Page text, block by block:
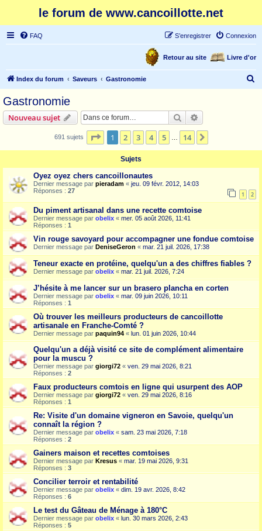
le forum de www.cancoillotte.net
FAQ Connexion
S’enregistrer
Livre d'or
Retour au site
Index du forum Saveurs Gastronomie
e
r
Gastronomie
Nouveau sujet Rechercher
691 sujets Page 1sur14
1 2 3 4 5 14
Sujets
Oyez oyez chers cancoillonautes
Dernier message par pieradam « jeu. 09 févr. 2012, 14:03
Réponses : 27 1 2
Du piment artisanal dans une recette comtoise
Dernier message par obelix « mer. 05 août 2026, 11:41
Réponses : 1
Vin rouge savoyard pour accompagner une fondue comtoise
Dernier message par DeniseGeron « mar. 21 juil. 2026, 17:38
Teneur exacte en protéine, quelqu'un a des chiffres fiables ?
Dernier message par obelix « mar. 21 juil. 2026, 7:24
J’hésite à me lancer sur un brasero plancha en corten
Dernier message par obelix « mar. 09 juin 2026, 10:11
Réponses : 1
Où trouver les meilleurs producteurs de cancoillotte
artisanale en Franche-Comté ?
Dernier message par paquin94 « lun. 01 juin 2026, 10:44
Quelqu'un a déjà visité ce site de complément alimentaire
pour la muscu ?
Dernier message par giorgi72 « ven. 29 mai 2026, 8:21
Réponses : 2
Faux producteurs comtois en ligne qui usurpent des AOP
Dernier message par giorgi72 « ven. 29 mai 2026, 8:16
Réponses : 1
Re: Visite d'un domaine vigneron en Savoie, quelqu'un
connaît la région ?
Dernier message par obelix « sam. 23 mai 2026, 7:18
Réponses : 2
Gainers maison et recettes comtoises
Dernier message par Kresus « mar. 19 mai 2026, 9:31
Réponses : 3
Concilier terroir et rentabilité
Dernier message par obelix « dim. 19 avr. 2026, 8:42
Réponses : 6
Le test du Gâteau de Ménage à 180°C
Dernier message par obelix « lun. 30 mars 2026, 2:43
Réponses : 5